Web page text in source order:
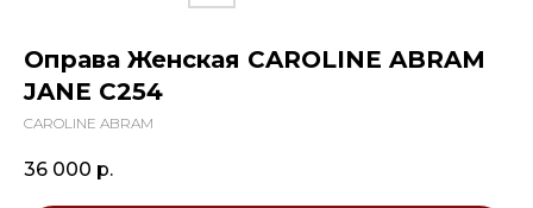
Оправа Женская CAROLINE ABRAM
JANE C254
CAROLINE ABRAM
36 000 р.